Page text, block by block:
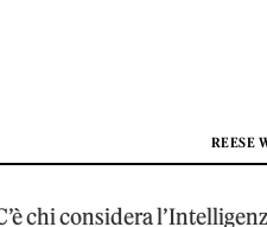
REESE
chi considera